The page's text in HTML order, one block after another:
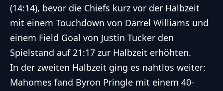
(14:14), bevor die Chiefs kurz vor der Halbzeit
mit einem Touchdown von Darrel Williams und
einem Field Goal von Justin Tucker den
Spielstand auf 21:17 zur Halbzeit erhöhten.
In der zweiten Halbzeit ging es nahtlos weiter:
Mahomes fand Byron Pringle mit einem 40-